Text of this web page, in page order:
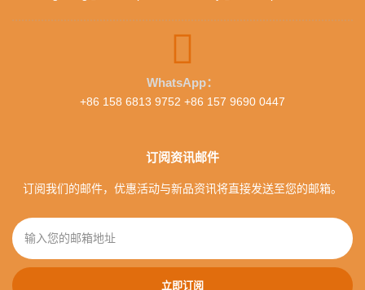
WhatsApp：
+86 158 6813 9752 +86 157 9690 0447
订阅资讯邮件
订阅我们的邮件，优惠活动与新品资讯将直接发送至您的邮箱。
立即订阅